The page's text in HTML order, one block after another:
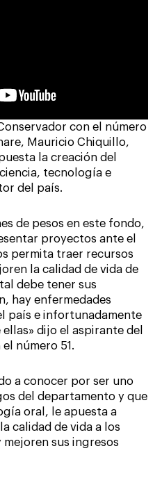
con el número
Mauricio Chiquillo,
la creación del
tecnología e
del país.
de pesos en este fondo,
proyectos ante el
permita traer recursos
la calidad de vida de
debe tener sus
hay enfermedades
país e infortunadamente
dijo el aspirante del
número 51.
a conocer por ser uno
del departamento y que
oral, le apuesta a
calidad de vida a los
mejoren sus ingresos